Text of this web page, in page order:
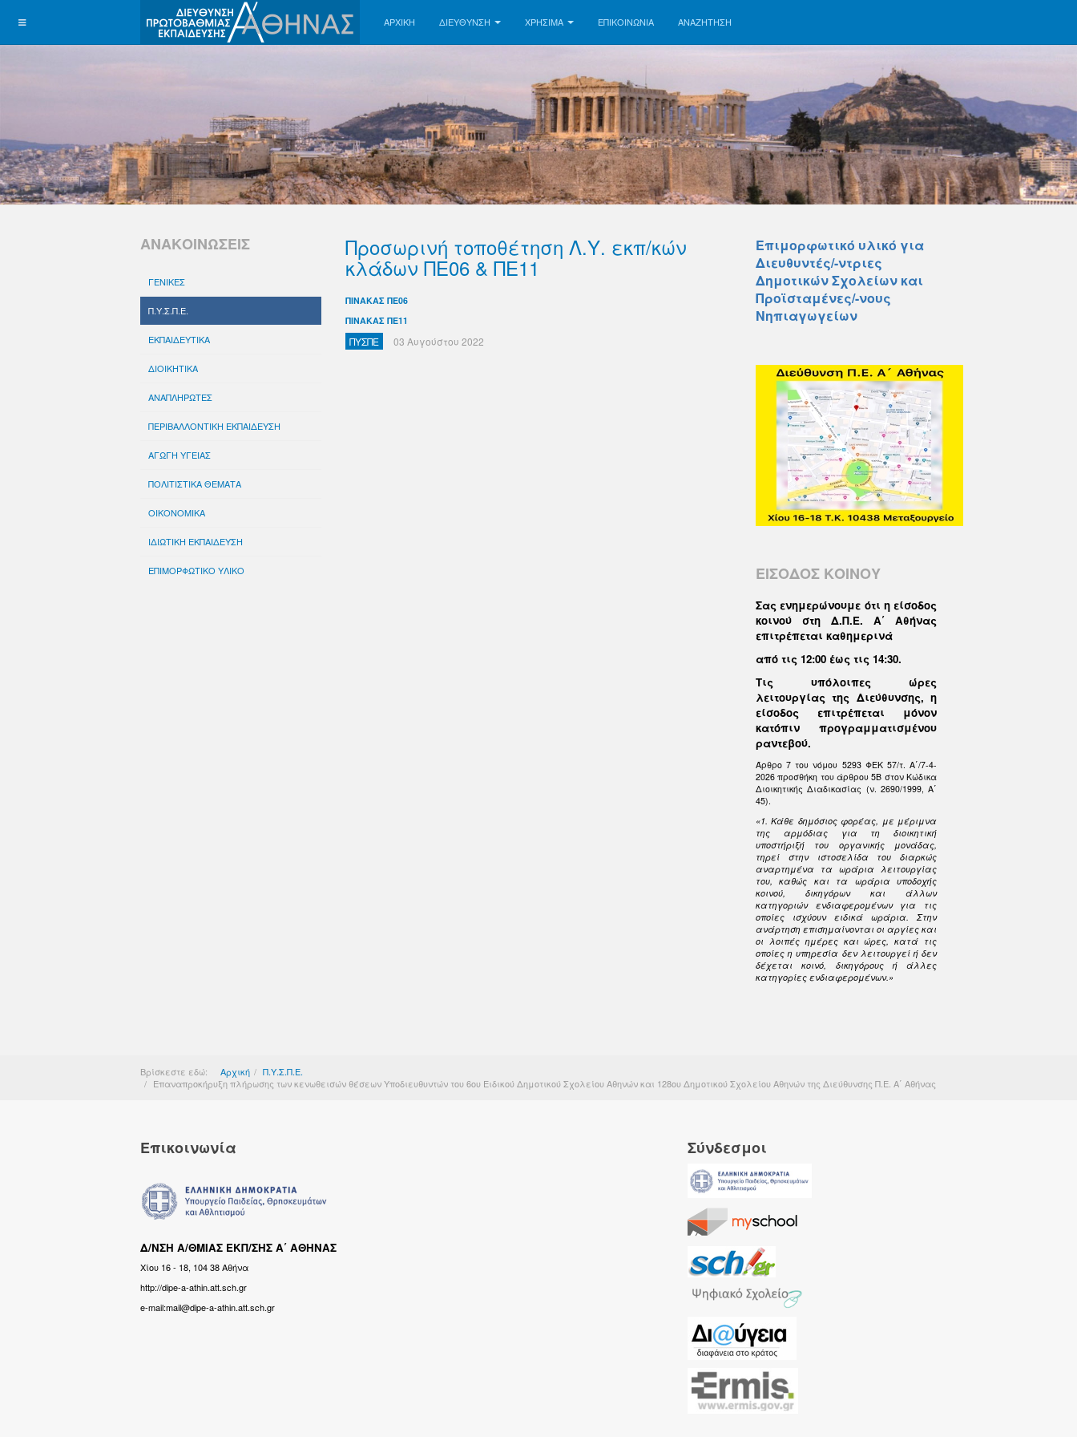
ΑΡΧΙΚΗ ΔΙΕΥΘΥΝΣΗ ΧΡΗΣΙΜΑ ΕΠΙΚΟΙΝΩΝΊΑ ΑΝΑΖΉΤΗΣΗ
Προσωρινή τοποθέτηση Λ.Υ. εκπ/κών
κλάδων ΠΕ06 & ΠΕ11
ΠΙΝΑΚΑΣ ΠΕ06
ΠΙΝΑΚΑΣ ΠΕ11
ΠΥΣΠΕ 03 Αυγούστου 2022
ΑΝΑΚΟΙΝΩΣΕΙΣ
ΓΕΝΙΚΕΣ
Π.Υ.Σ.Π.Ε.
ΕΚΠΑΙΔΕΥΤΙΚΑ
ΔΙΟΙΚΗΤΙΚΑ
ΑΝΑΠΛΗΡΩΤΕΣ
ΠΕΡΙΒΑΛΛΟΝΤΙΚΗ ΕΚΠΑΙΔΕΥΣΗ
ΑΓΩΓΗ ΥΓΕΙΑΣ
ΠΟΛΙΤΙΣΤΙΚΑ ΘΕΜΑΤΑ
ΟΙΚΟΝΟΜΙΚΑ
ΙΔΙΩΤΙΚΗ ΕΚΠΑΙΔΕΥΣΗ
ΕΠΙΜΟΡΦΩΤΙΚΟ ΥΛΙΚΟ
Επιμορφωτικό υλικό για
Διευθυντές/-ντριες
Δημοτικών Σχολείων και
Προϊσταμένες/-νους
Νηπιαγωγείων
ΕΙΣΟΔΟΣ ΚΟΙΝΟΥ
Σας ενημερώνουμε ότι η είσοδος
κοινού στη Δ.Π.Ε. Α΄ Αθήνας
επιτρέπεται καθημερινά
από τις 12:00 έως τις 14:30.
Τις υπόλοιπες ώρες
λειτουργίας της Διεύθυνσης, η
είσοδος επιτρέπεται μόνον
κατόπιν προγραμματισμένου
ραντεβού.
Άρθρο 7 του νόμου 5293 ΦΕΚ 57/τ. Α΄/7-4-
2026 προσθήκη του άρθρου 5Β στον Κώδικα
Διοικητικής Διαδικασίας (ν. 2690/1999, Α΄
45).
«1. Κάθε δημόσιος φορέας, με μέριμνα
της αρμόδιας για τη διοικητική
υποστήριξή του οργανικής μονάδας,
τηρεί στην ιστοσελίδα του διαρκώς
αναρτημένα τα ωράρια λειτουργίας
του, καθώς και τα ωράρια υποδοχής
κοινού, δικηγόρων και άλλων
κατηγοριών ενδιαφερομένων για τις
οποίες ισχύουν ειδικά ωράρια. Στην
ανάρτηση επισημαίνονται οι αργίες και
οι λοιπές ημέρες και ώρες, κατά τις
οποίες η υπηρεσία δεν λειτουργεί ή δεν
δέχεται κοινό, δικηγόρους ή άλλες
κατηγορίες ενδιαφερομένων.»
Βρίσκεστε εδώ: Αρχική
Π.Υ.Σ.Π.Ε.
Επαναπροκήρυξη πλήρωσης των κενωθεισών θέσεων Υποδιευθυντών του 6ου Ειδικού Δημοτικού Σχολείου Αθηνών και 128ου Δημοτικού Σχολείου Αθηνών της Διεύθυνσης Π.Ε. Α΄ Αθήνας
Επικοινωνία
Δ/ΝΣΗ Α/ΘΜΙΑΣ ΕΚΠ/ΣΗΣ Α΄ ΑΘΗΝΑΣ
Χίου 16 - 18, 104 38 Αθήνα
http://dipe-a-athin.att.sch.gr
e-mail:mail@dipe-a-athin.att.sch.gr
Σύνδεσμοι